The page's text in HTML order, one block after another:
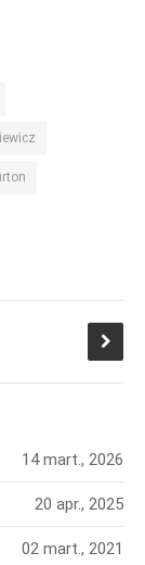
14 mart., 2026
20 apr., 2025
02 mart., 2021